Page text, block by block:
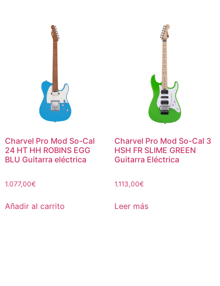
Charvel Pro Mod So-Cal
24 HT HH ROBINS EGG
BLU Guitarra eléctrica
1.077,00€
Añadir al carrito
Charvel Pro Mod So-Cal 3
HSH FR SLIME GREEN
Guitarra Eléctrica
1.113,00€
Leer más